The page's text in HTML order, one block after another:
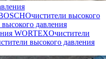
Очистители высокого
давления
WORTEXОчистители
высокого давления